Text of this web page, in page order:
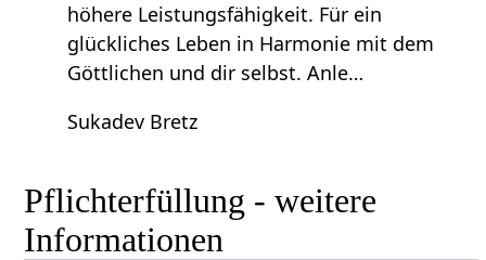
höhere Leistungsfähigkeit. Für ein
glückliches Leben in Harmonie mit dem
Göttlichen und dir selbst. Anle…
Sukadev Bretz
Pflichterfüllung‏‎ - weitere
Informationen